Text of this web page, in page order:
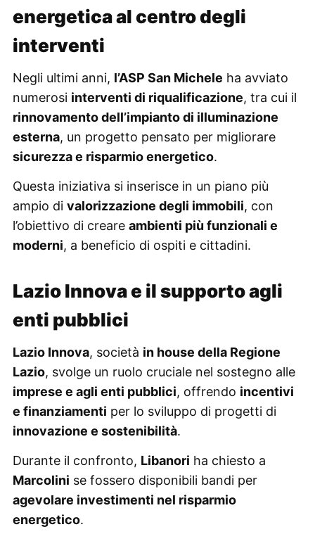
energetica al centro degli
interventi
Negli ultimi anni, l’ASP San Michele ha avviato
numerosi interventi di riqualificazione, tra cui il
rinnovamento dell’impianto di illuminazione
esterna, un progetto pensato per migliorare
sicurezza e risparmio energetico.
Questa iniziativa si inserisce in un piano più
ampio di valorizzazione degli immobili, con
l’obiettivo di creare ambienti più funzionali e
moderni, a beneficio di ospiti e cittadini.
Lazio Innova e il supporto agli
enti pubblici
Lazio Innova, società in house della Regione
Lazio, svolge un ruolo cruciale nel sostegno alle
imprese e agli enti pubblici, offrendo incentivi
e finanziamenti per lo sviluppo di progetti di
innovazione e sostenibilità.
Durante il confronto, Libanori ha chiesto a
Marcolini se fossero disponibili bandi per
agevolare investimenti nel risparmio
energetico.